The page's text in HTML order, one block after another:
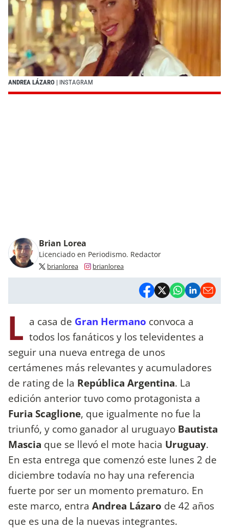
ANDREA LÁZARO | INSTAGRAM
Brian Lorea
Licenciado en Periodismo. Redactor
brianlorea brianlorea
L a casa de Gran Hermano convoca a
todos los fanáticos y los televidentes a
seguir una nueva entrega de unos
certámenes más relevantes y acumuladores
de rating de la República Argentina. La
edición anterior tuvo como protagonista a
Furia Scaglione, que igualmente no fue la
triunfó, y como ganador al uruguayo Bautista
Mascia que se llevó el mote hacia Uruguay.
En esta entrega que comenzó este lunes 2 de
diciembre todavía no hay una referencia
fuerte por ser un momento prematuro. En
este marco, entra Andrea Lázaro de 42 años
que es una de la nuevas integrantes.